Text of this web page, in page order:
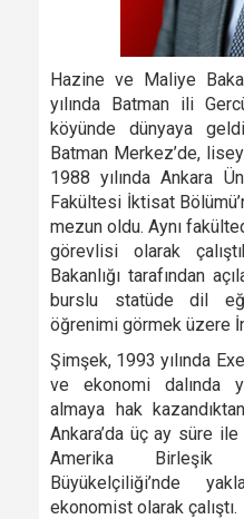
Hazine ve Maliye
yılında Batman ili
köyünde dünyaya
Batman Merkez’de,
1988 yılında Ankara
Fakültesi İktisat
mezun oldu. Aynı
görevlisi olarak
Bakanlığı tarafından
burslu statüde dil
öğrenimi görmek üzere
Şimşek, 1993 yılında
ve ekonomi dalında
almaya hak
Ankara’da üç ay süre ile
Amerika Birleşik
Büyükelçiliği’nde
ekonomist olarak çalıştı.